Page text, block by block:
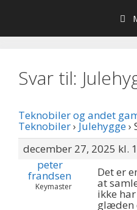
indhold
Svar til:
Teknobiler og andet
Teknobiler› Julehygge›
december 27, 2025 kl.
peter
frandsen
Keymaster
Det er
at
ikke
glæden